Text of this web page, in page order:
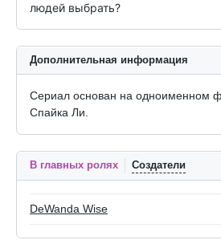
людей выбрать?
Дополнительная информация
Сериал основан на одноименном
Спайка Ли.
В главных ролях Создатели
DeWanda Wise